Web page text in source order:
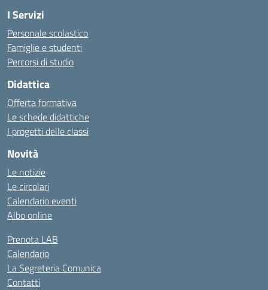
I Servizi
Personale scolastico
Famiglie e studenti
Percorsi di studio
Didattica
Offerta formativa
Le schede didattiche
I progetti delle classi
Novità
Le notizie
Le circolari
Calendario eventi
Albo online
Prenota LAB
Calendario
La Segreteria Comunica
Contatti